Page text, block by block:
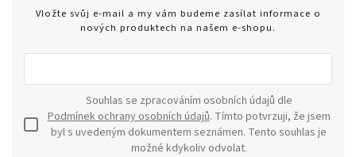
Vložte svůj e-mail a my vám budeme zasílat informace o
nových produktech na našem e-shopu.
Podmínek ochrany osobních údajů. Tímto potvrzuji, že jsem
byl s uvedeným dokumentem seznámen. Tento souhlas je
možné kdykoliv odvolat.